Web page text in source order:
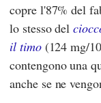
copre l'87% del
lo stesso del
il timo(124 mg/
contengono una
anche se ne